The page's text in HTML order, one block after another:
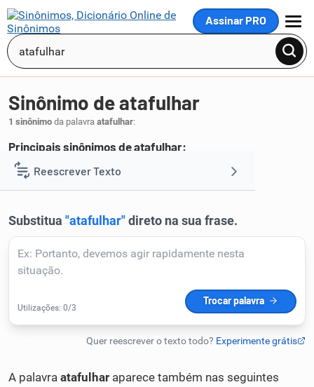
Assinar PRO
MENU
Reescrever Texto
Corrigir Texto
Humanizador de IA
Sinônimo de atafulhar
1 sinônimo da palavra atafulhar:
Principais sinônimos de atafulhar:
1 atapulhar.
A palavra atafulhar aparece também nas seguintes